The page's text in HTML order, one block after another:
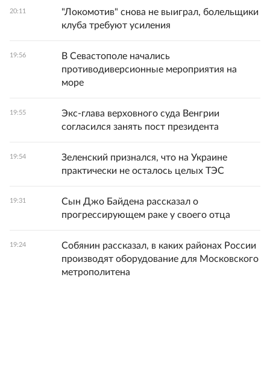
20:11
"Локомотив" снова не выиграл, болельщики
клуба требуют усиления
19:56
В Севастополе начались
противодиверсионные мероприятия на
море
19:55
Экс-глава верховного суда Венгрии
согласился занять пост президента
19:54
Зеленский признался, что на Украине
практически не осталось целых ТЭС
19:31
Сын Джо Байдена рассказал о
прогрессирующем раке у своего отца
19:24
Собянин рассказал, в каких районах России
производят оборудование для Московского
метрополитена